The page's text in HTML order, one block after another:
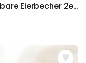
Personalisierbare Eierbecher 2er-Set mit Text